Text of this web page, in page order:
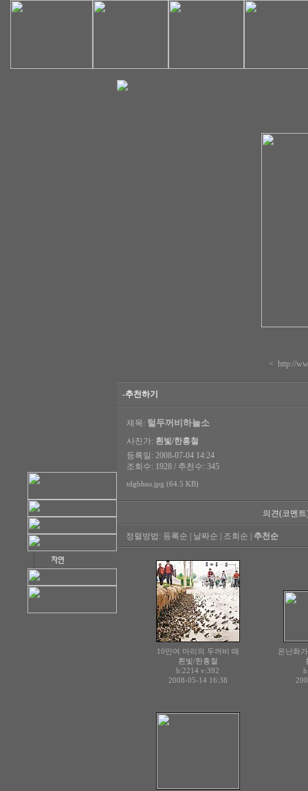
< http://
-추천하기
제목: 털두꺼비하늘소
사진가: 흰빛/한홍철
등록일: 2008-07-04 14:24
조회수: 1928 / 추천수: 345
tdgbhns.jpg (64.5 KB)
의견(코멘
정렬방법: 등록순 날짜순 조회순 추천순
10만여 마리의 두꺼비 떼
흰빛/한홍철
h:2214 v:392
2008-05-14 16:38
온난화